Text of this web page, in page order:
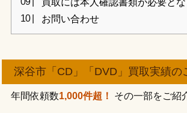
買取には本人確認書類が必要と
お問い合わせ
深谷市「CD」「DVD」買取実績の
年間依頼数1,000件超！ その一部をご紹